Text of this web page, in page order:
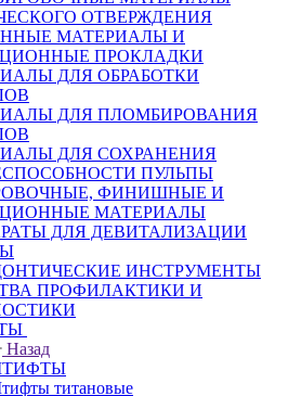
ОТВЕРЖДЕНИЯ
МАТЕРИАЛЫ И
ПРОКЛАДКИ
ДЛЯ ОБРАБОТКИ
ДЛЯ ПЛОМБИРОВАНИЯ
ДЛЯ СОХРАНЕНИЯ
ПУЛЬПЫ
ФИНИШНЫЕ И
МАТЕРИАЛЫ
ДЛЯ ДЕВИТАЛИЗАЦИИ
ИНСТРУМЕНТЫ
ПРОФИЛАКТИКИ И
Назад
титановые